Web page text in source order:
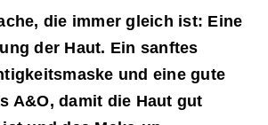
die immer gleich ist: Eine
der Haut. Ein sanftes
und eine gute
A&O, damit die Haut gut